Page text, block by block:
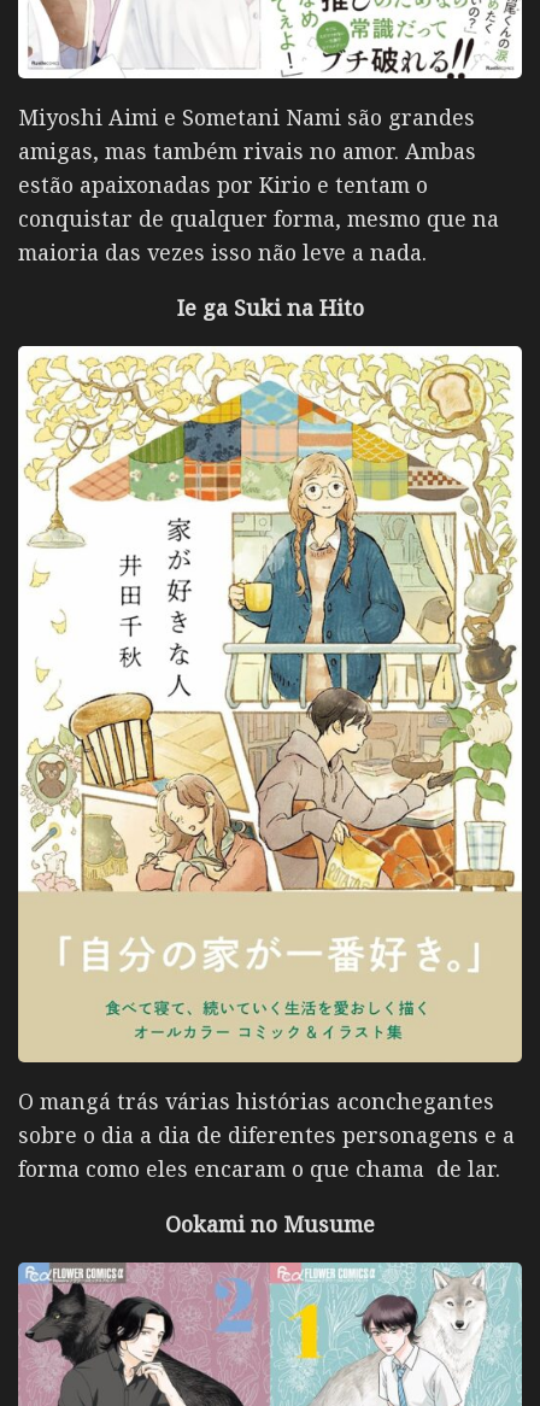
Miyoshi Aimi e Sometani Nami são grandes
amigas, mas também rivais no amor. Ambas
estão apaixonadas por Kirio e tentam o
conquistar de qualquer forma, mesmo que na
maioria das vezes isso não leve a nada.
Ie ga Suki na Hito
O mangá trás várias histórias aconchegantes
sobre o dia a dia de diferentes personagens e a
forma como eles encaram o que chama de lar.
Ookami no Musume